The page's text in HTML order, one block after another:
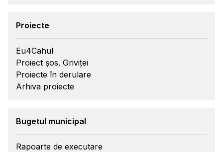
Proiecte
Eu4Cahul
Proiect șos. Griviței
Proiecte în derulare
Arhiva proiecte
Bugetul municipal
Rapoarte de executare